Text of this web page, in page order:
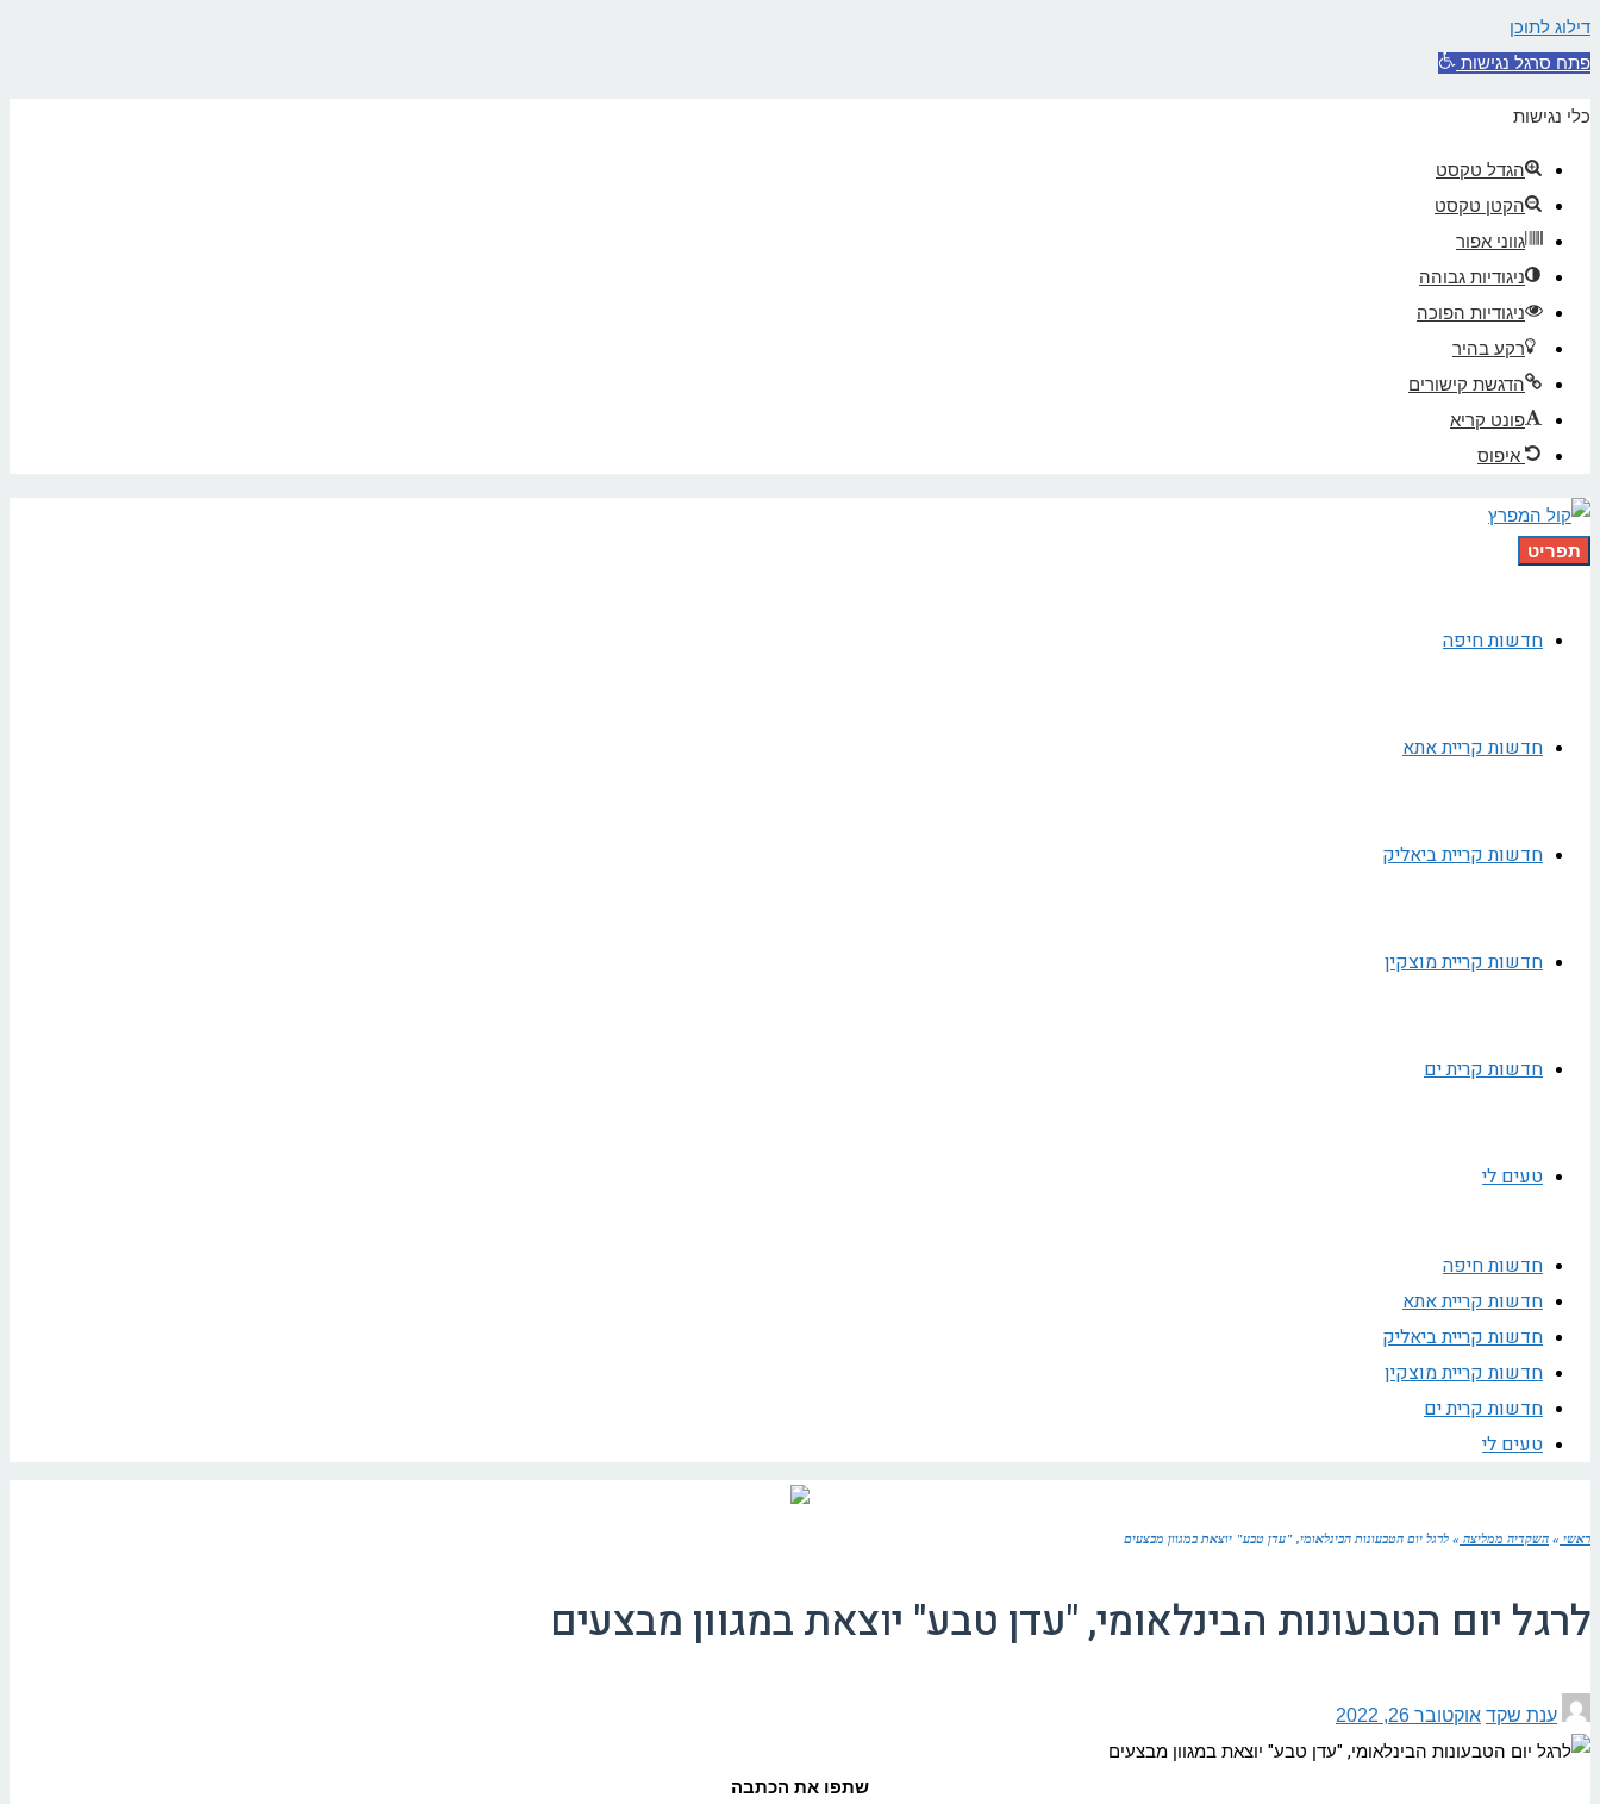
דילוג לתוכן
פתח סרגל נגישות
כלי נגישות
הגדל טקסט
הקטן טקסט
גווני אפור
ניגודיות גבוהה
ניגודיות הפוכה
רקע בהיר
הדגשת קישורים
פונט קריא
איפוס
תפריט
חדשות חיפה
חדשות קריית אתא
חדשות קריית ביאליק
חדשות קריית מוצקין
חדשות קרית ים
טעים לי
חדשות חיפה
חדשות קריית אתא
חדשות קריית ביאליק
חדשות קריית מוצקין
חדשות קרית ים
טעים לי
ראשי » השקדיה ממליצה » לרגל יום הטבעונות הבינלאומי, "עדן טבע" יוצאת במגוון מבצעים
לרגל יום הטבעונות הבינלאומי, "עדן טבע" יוצאת במגוון מבצעים
ענת שקד אוקטובר 26, 2022
שתפו את הכתבה